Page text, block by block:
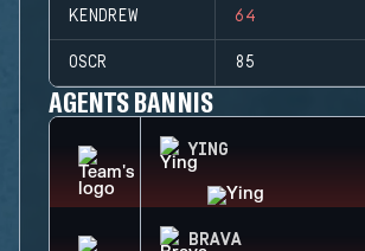
KENDREW 64
OSCR 85
AGENTS BANNIS
YING
BRAVA